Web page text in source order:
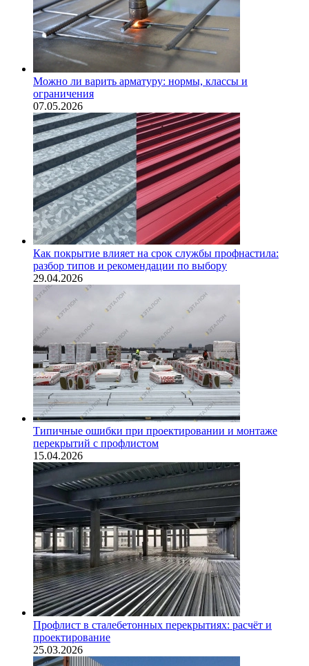
Можно ли варить арматуру: нормы, классы и
ограничения
07.05.2026
Как покрытие влияет на срок службы профнастила:
разбор типов и рекомендации по выбору
29.04.2026
Типичные ошибки при проектировании и монтаже
перекрытий с профлистом
15.04.2026
Профлист в сталебетонных перекрытиях: расчёт и
проектирование
25.03.2026